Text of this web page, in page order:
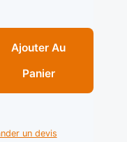
**
Ajouter Au
Panier
un devis